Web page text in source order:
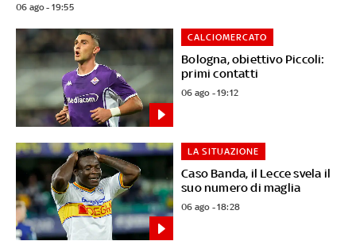
06 ago - 19:55
Bologna, obiettivo Piccoli:
primi contatti
CALCIOMERCATO
06 ago - 19:12
Caso Banda, il Lecce svela il
suo numero di maglia
LA SITUAZIONE
06 ago - 18:28